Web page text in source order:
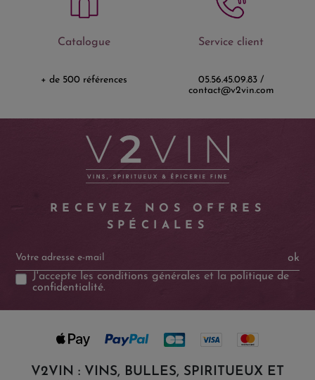
Catalogue
+ de 500 références
Service client
05.56.45.09.83 /
contact@v2vin.com
RECEVEZ NOS OFFRES
SPÉCIALES
ok
J'accepte lesconditions générales et la politique de
confidentialité.
V2VIN : VINS, BULLES, SPIRITUEUX ET